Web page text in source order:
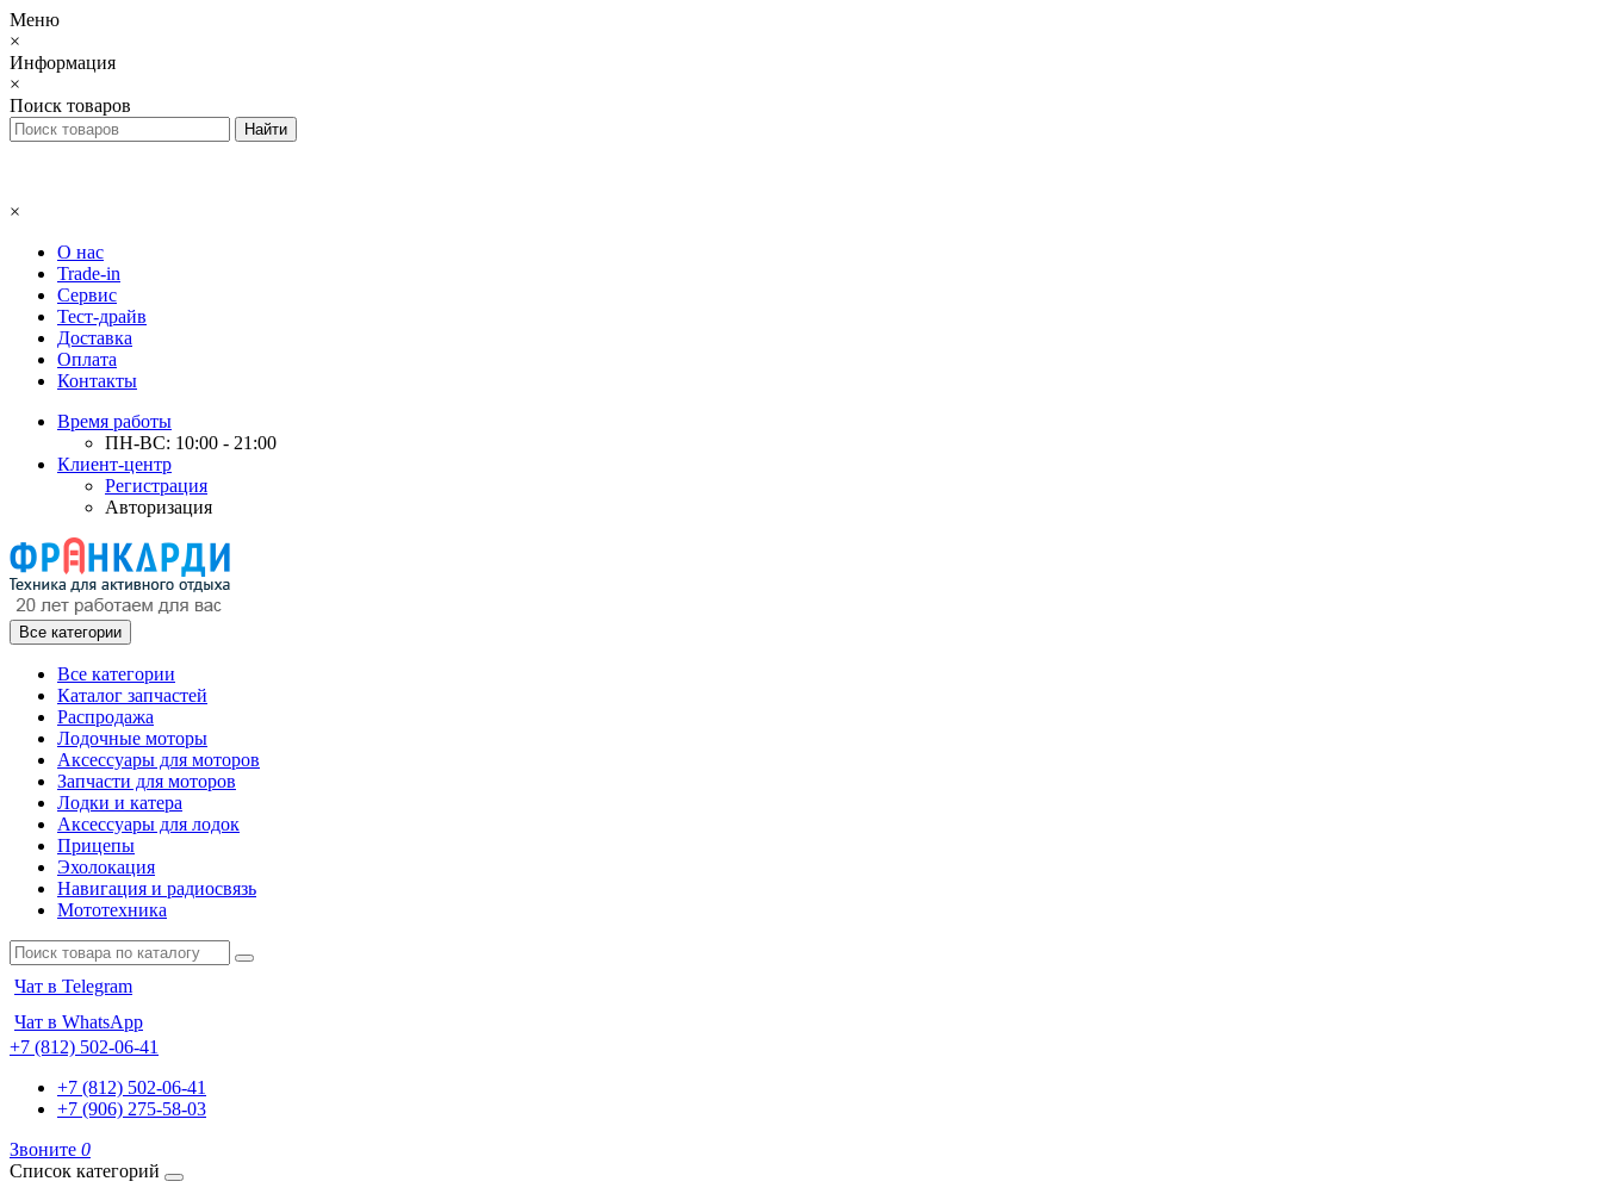
Меню
×
Информация
×
Поиск товаров
×
О нас
Trade-in
Сервис
Тест-драйв
Доставка
Оплата
Контакты
Время работы
ПН-ВС: 10:00 - 21:00
Клиент-центр
Регистрация
Авторизация
Все категории
Все категории
Каталог запчастей
Распродажа
Лодочные моторы
Аксессуары для моторов
Запчасти для моторов
Лодки и катера
Аксессуары для лодок
Прицепы
Эхолокация
Навигация и радиосвязь
Мототехника
Чат в Telegram
Чат в WhatsApp
+7 (812) 502-06-41
+7 (812) 502-06-41
+7 (906) 275-58-03
Звоните 0
Список категорий